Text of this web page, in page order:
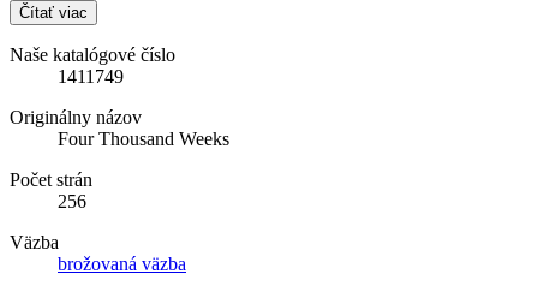
Čítať viac
Naše katalógové číslo
1411749
Originálny názov
Four Thousand Weeks
Počet strán
256
Väzba
brožovaná väzba